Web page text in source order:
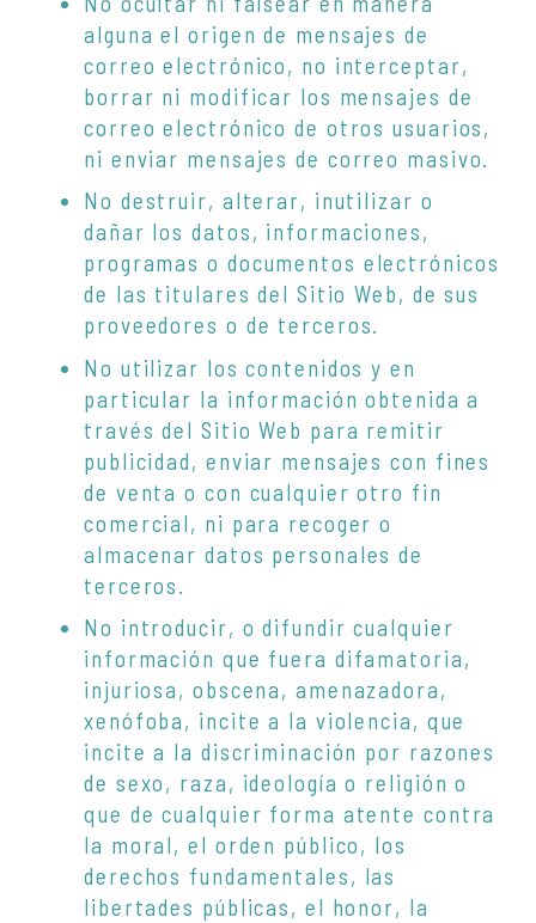
alguna el origen de mensajes de
correo electrónico, no interceptar,
borrar ni modificar los mensajes de
correo electrónico de otros usuarios,
ni enviar mensajes de correo masivo.
No destruir, alterar, inutilizar o
dañar los datos, informaciones,
programas o documentos electrónicos
de las titulares del Sitio Web, de sus
proveedores o de terceros.
No utilizar los contenidos y en
particular la información obtenida a
través del Sitio Web para remitir
publicidad, enviar mensajes con fines
de venta o con cualquier otro fin
comercial, ni para recoger o
almacenar datos personales de
terceros.
No introducir, o difundir cualquier
información que fuera difamatoria,
injuriosa, obscena, amenazadora,
xenófoba, incite a la violencia, que
incite a la discriminación por razones
de sexo, raza, ideología o religión o
que de cualquier forma atente contra
la moral, el orden público, los
derechos fundamentales, las
libertades públicas, el honor, la